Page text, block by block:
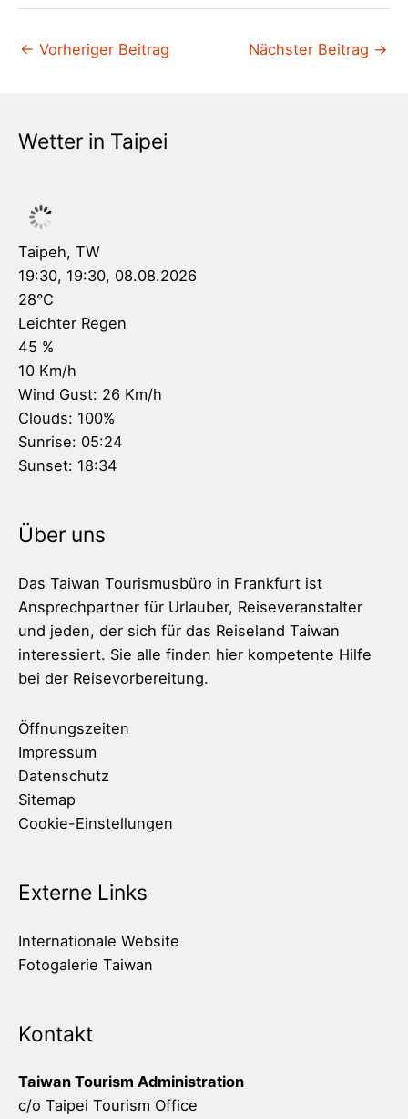
← Vorheriger Beitrag Nächster Beitrag →
Wetter in Taipei
Taipeh, TW
19:30, 19:30, 08.08.2026
28°C
Leichter Regen
45 %
10 Km/h
Wind Gust: 26 Km/h
Clouds: 100%
Sunrise: 05:24
Sunset: 18:34
Über uns
Das Taiwan Tourismusbüro in Frankfurt ist
Ansprechpartner für Urlauber, Reiseveranstalter
und jeden, der sich für das Reiseland Taiwan
interessiert. Sie alle finden hier kompetente Hilfe
bei der Reisevorbereitung.
Öffnungszeiten
Impressum
Datenschutz
Sitemap
Cookie-Einstellungen
Externe Links
Internationale Website
Fotogalerie Taiwan
Kontakt
Taiwan Tourism Administration
c/o Taipei Tourism Office